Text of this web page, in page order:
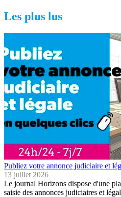
Les plus lus
Publiez votre annonce judiciaire et
13 juillet 2026
Le journal Horizons dispose d'une
saisie des annonces judiciaires et